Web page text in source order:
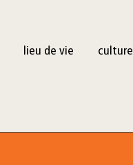
lieu de vie culture